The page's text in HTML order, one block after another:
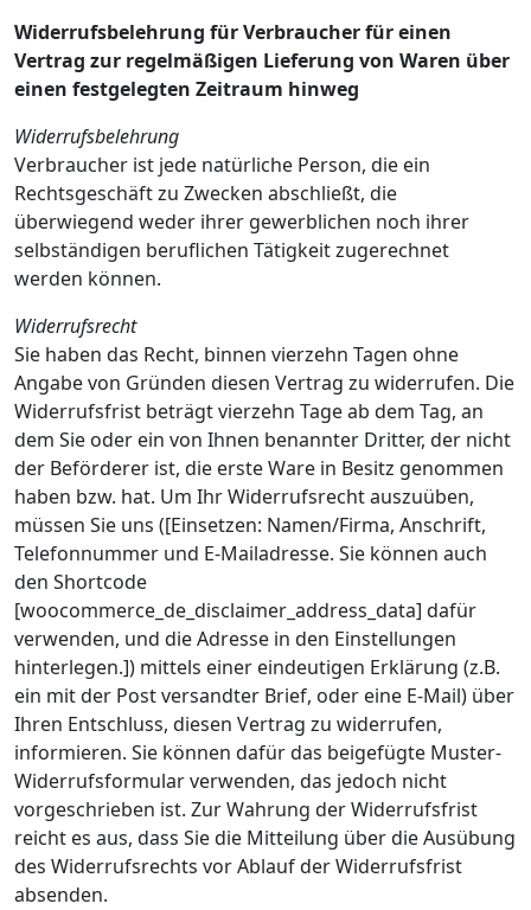
Widerrufsbelehrung für Verbraucher für einen
Vertrag zur regelmäßigen Lieferung von Waren über
einen festgelegten Zeitraum hinweg
Widerrufsbelehrung
Verbraucher ist jede natürliche Person, die ein
Rechtsgeschäft zu Zwecken abschließt, die
überwiegend weder ihrer gewerblichen noch ihrer
selbständigen beruflichen Tätigkeit zugerechnet
werden können.
Widerrufsrecht
Sie haben das Recht, binnen vierzehn Tagen ohne
Angabe von Gründen diesen Vertrag zu widerrufen. Die
Widerrufsfrist beträgt vierzehn Tage ab dem Tag, an
dem Sie oder ein von Ihnen benannter Dritter, der nicht
der Beförderer ist, die erste Ware in Besitz genommen
haben bzw. hat. Um Ihr Widerrufsrecht auszuüben,
müssen Sie uns ([Einsetzen: Namen/Firma, Anschrift,
Telefonnummer und E-Mailadresse. Sie können auch
den Shortcode
[woocommerce_de_disclaimer_address_data] dafür
verwenden, und die Adresse in den Einstellungen
hinterlegen.]) mittels einer eindeutigen Erklärung (z.B.
ein mit der Post versandter Brief, oder eine E-Mail) über
Ihren Entschluss, diesen Vertrag zu widerrufen,
informieren. Sie können dafür das beigefügte Muster-
Widerrufsformular verwenden, das jedoch nicht
vorgeschrieben ist. Zur Wahrung der Widerrufsfrist
reicht es aus, dass Sie die Mitteilung über die Ausübung
des Widerrufsrechts vor Ablauf der Widerrufsfrist
absenden.